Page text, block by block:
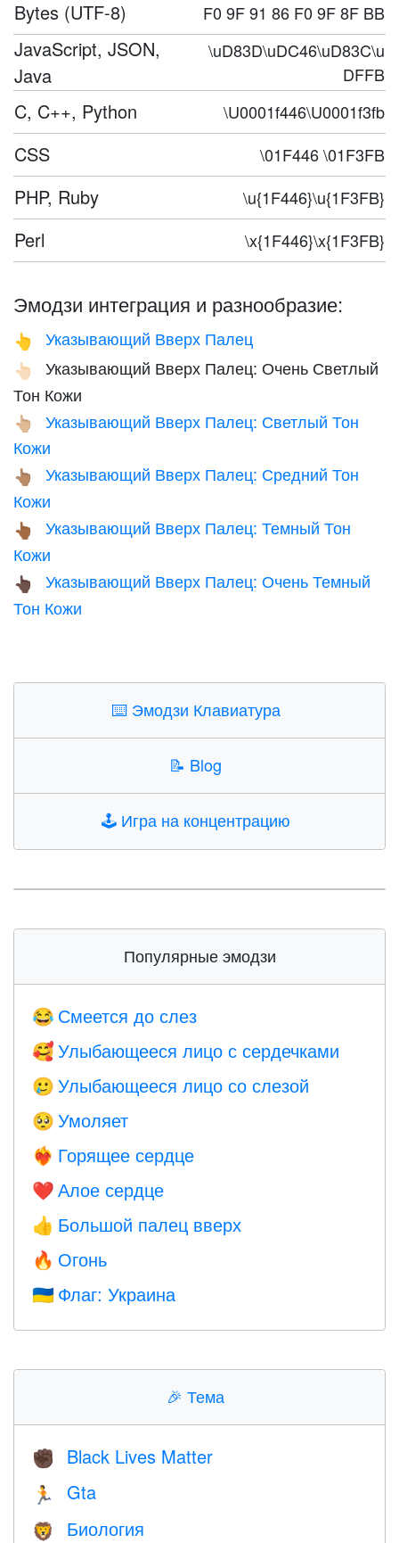
Bytes (UTF-8) F0 9F 91 86 F0 9F 8F BB
JavaScript, JSON,
Java
\uD83D\uDC46\uD83C\u
DFFB
C, C++, Python \U0001f446\U0001f3fb
CSS \01F446 \01F3FB
PHP, Ruby \u{1F446}\u{1F3FB}
Perl \x{1F446}\x{1F3FB}
Эмодзи интеграция и разнообразие:
👆 Указывающий Вверх Палец
👆🏻
Указывающий Вверх Палец: Очень Светлый
Тон Кожи
👆🏼
Указывающий Вверх Палец: Светлый Тон
Кожи
👆🏽
Указывающий Вверх Палец: Средний Тон
Кожи
👆🏾
Указывающий Вверх Палец: Темный Тон
Кожи
👆🏿
Указывающий Вверх Палец: Очень Темный
Тон Кожи
⌨️ Эмодзи Клавиатура
📝 Blog
🕹️ Игра на концентрацию
Популярные эмодзи
😂 Смеется до слез
🥰 Улыбающееся лицо с сердечками
🥲 Улыбающееся лицо со слезой
🥺 Умоляет
❤️‍🔥 Горящее сердце
❤️ Алое сердце
👍 Большой палец вверх
🔥 Огонь
🇺🇦 Флаг: Украина
🎉 Тема
✊🏿 Black Lives Matter
🏃 Gta
🦁 Биология